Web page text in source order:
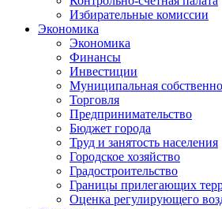
Избирательные комиссии
Экономика
Экономика
Финансы
Инвестиции
Муниципальная
Торговля
Предпринимательство
Бюджет города
Труд и занятость населения
Городское хозяйство
Градостроительство
Границы прилегающих
Оценка регулирующего